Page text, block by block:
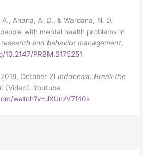
Ariana, A. D., & Wardana, N. D.
with mental health problems in
and behavior management,
PRBM.S175251
October 2) Indonesia: Break the
[Video]. Youtube.
watch?v=JXUnzV7f40s